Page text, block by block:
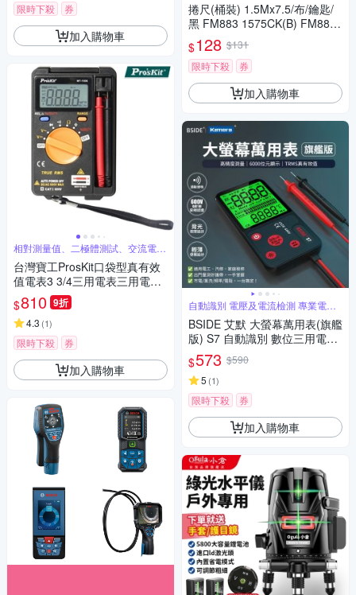
限時下殺
券
加入購物車
相對測量值、二極體測試、交流電壓
真有效
台灣寶工ProsKit口袋型真有效
值電表3 3/4三用電表三用電錶
MT-1506(過壓保護,附探針;台
灣公司貨,享1年保固)迷你電表
攜帶型電錶 量交流電壓二極體
電阻電容
$810 9折
4.3 (1)
限時下殺 券
加入購物車
捲尺(桶裝) 1.5Mx7.5/布/鑰匙/
黑 FM883 1575CK(B) FM883-
1575CK(B)
$128 $131
限時下殺
券
加入購物車
自動識別 電壓及電流檢測 專業電工
首選
BSIDE 艾默 大螢幕萬用表(旗艦
版) S7 自動識別 數位三用電表
手持電表 電工神器 USB充電萬
用表 非接觸測電壓 火線辨識 居
家水電維修工具
$573 $590
5 (1)
限時下殺 券
加入購物車